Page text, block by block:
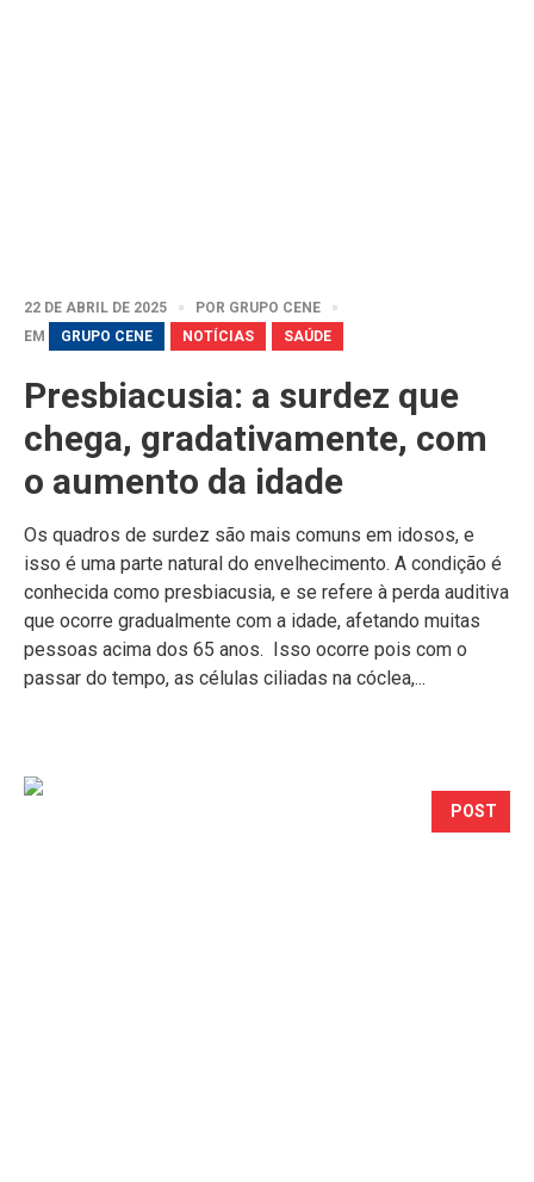
22 DE ABRIL DE 2025 POR GRUPO CENE
EM
GRUPO CENE NOTÍCIAS SAÚDE
Presbiacusia: a surdez que
chega, gradativamente, com
o aumento da idade
Os quadros de surdez são mais comuns em idosos, e
isso é uma parte natural do envelhecimento. A condição é
conhecida como presbiacusia, e se refere à perda auditiva
que ocorre gradualmente com a idade, afetando muitas
pessoas acima dos 65 anos. Isso ocorre pois com o
passar do tempo, as células ciliadas na cóclea,...
POST